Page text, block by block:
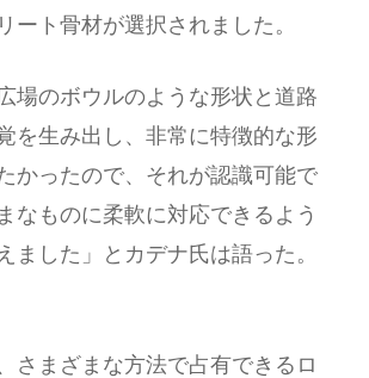
ート骨材が選択されました。
場のボウルのような形状と道路
を生み出し、非常に特徴的な形
かったので、それが認識可能で
なものに柔軟に対応できるよう
ました」とカデナ氏は語った。
さまざまな方法で占有できるロ